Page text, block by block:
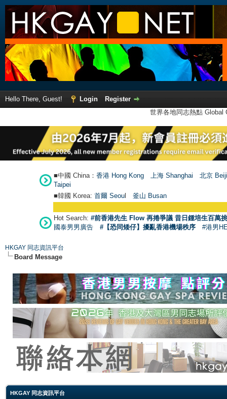
Hello There, Guest! Login
Register
世界各地同志熱點
■中國 China： 香港 Hong Kong 上海 Shanghai
北京
Taipei
■韓國 Korea: 首爾 Seoul 釜山 Busan
Hot Search: #前香港先生 Flow 再捲爭議 昔日鍾培生百萬
國泰男男廣告
#【恐同矮仔】擾亂香港機場秩序 #港男
HKGAY 同志資訊平台
Board Message
HKGAY 同志資訊平台